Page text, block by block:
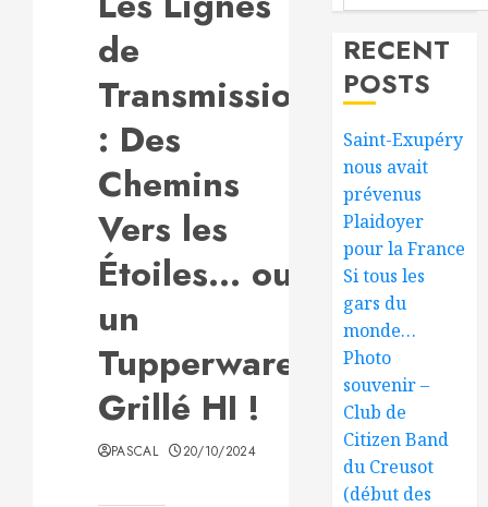
de
Transmission
: Des
Chemins
Vers les
Étoiles… ou
un
Tupperware
Grillé HI !
PASCAL 20/10/2024
RECENT
POSTS
Saint-Exupéry
nous avait
prévenus
Plaidoyer
pour la France
Si tous les
gars du
monde…
Photo
souvenir –
Club de
Citizen Band
du Creusot
(début des